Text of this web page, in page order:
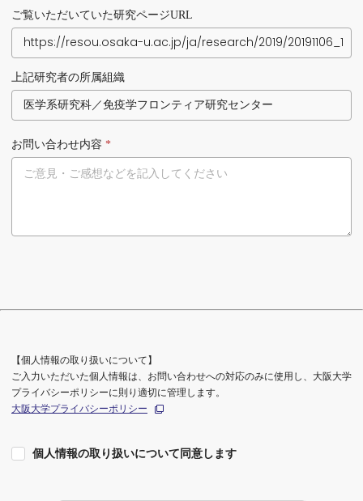
ご覧いただいていた研究ページURL
上記研究者の所属組織
お問い合わせ内容 *
【個人情報の取り扱いについて】
ご入力いただいた個人情報は、お問い合わせへの対応のみに使用し、大阪大学
プライバシーポリシーに則り適切に管理します。
大阪大学プライバシーポリシー
個人情報の取り扱いについて同意します